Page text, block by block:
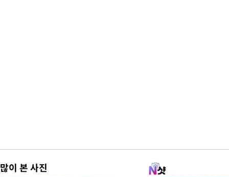
많이 본 사진